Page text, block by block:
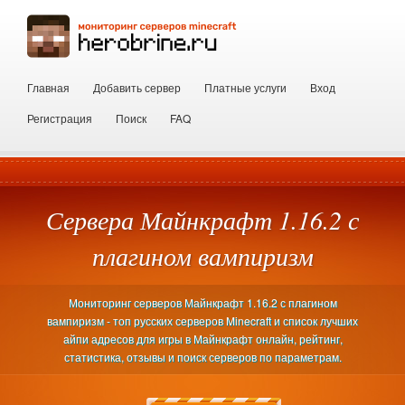
Главная Добавить сервер Платные услуги
Вход
Регистрация
Поиск FAQ
Сервера Майнкрафт 1.16.2 с
плагином вампиризм
Мониторинг серверов Майнкрафт 1.16.2 с плагином
вампиризм - топ русских серверов Minecraft и список лучших
айпи адресов для игры в Майнкрафт онлайн, рейтинг,
статистика, отзывы и поиск серверов по параметрам.